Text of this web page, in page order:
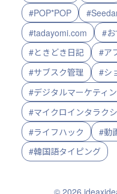
#POP*POP
#tadayomi.com
#
#ときどき日記
#ア
#サブスク管理
#シ
#デジタルマーケティ
#マイクロインタラク
#ライフハック
#動
#韓国語タイピング
© 2026